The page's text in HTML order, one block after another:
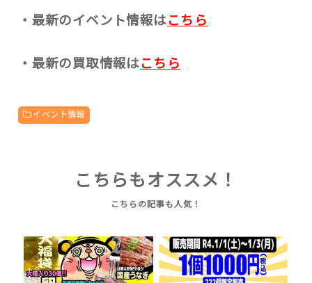
・最新のイベント情報はこちら
・最新の買取情報はこちら
イベント情報
こちらもオススメ！